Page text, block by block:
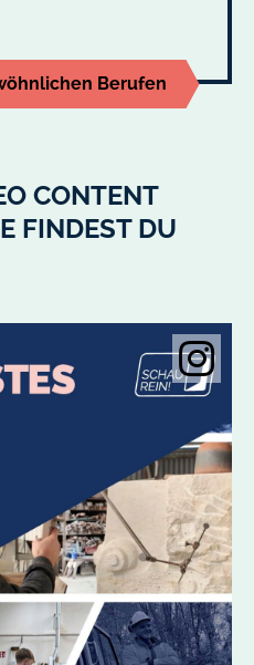
Berufen
CONTENT
FINDEST DU